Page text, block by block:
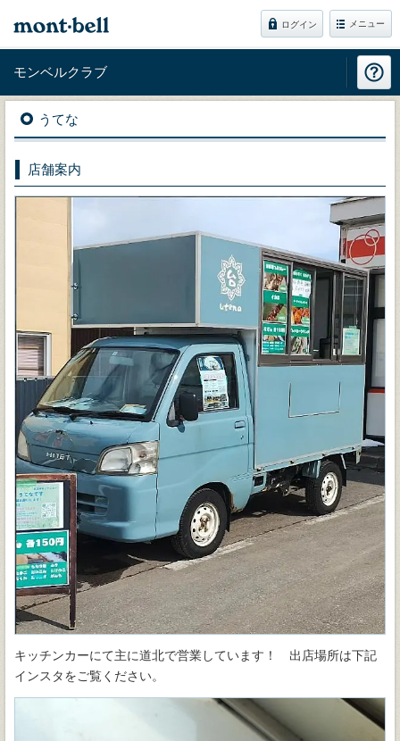
ログイン メニュー
モンベルクラブ
うてな
店舗案内
キッチンカーにて主に道北で営業しています！ 出店場所は下記
インスタをご覧ください。